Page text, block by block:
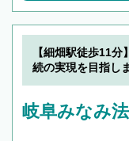
【細畑駅徒歩11
続の実現を目指し
岐阜みなみ